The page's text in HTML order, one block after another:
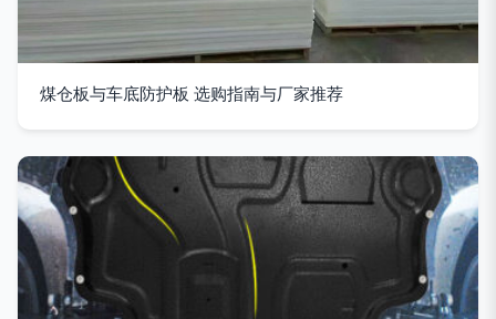
煤仓板与车底防护板 选购指南与厂家推荐